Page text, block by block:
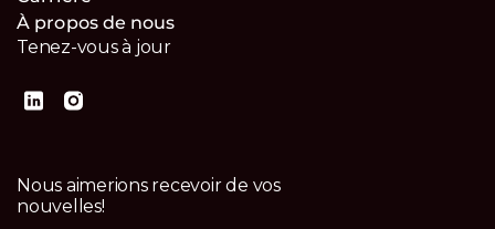
À propos de nous
Tenez-vous à jour
Nous aimerions recevoir de vos
nouvelles!